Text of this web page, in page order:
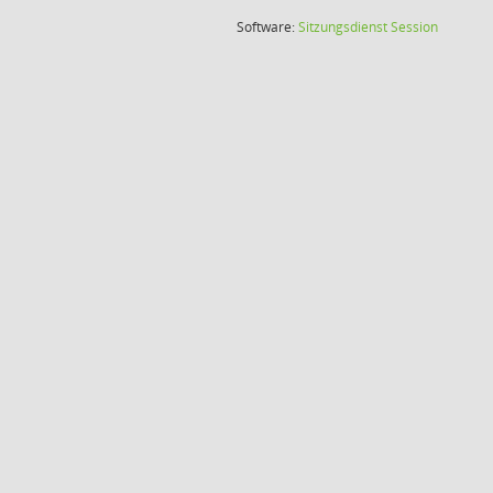
Software:SitzungsdienstSession(Wird in